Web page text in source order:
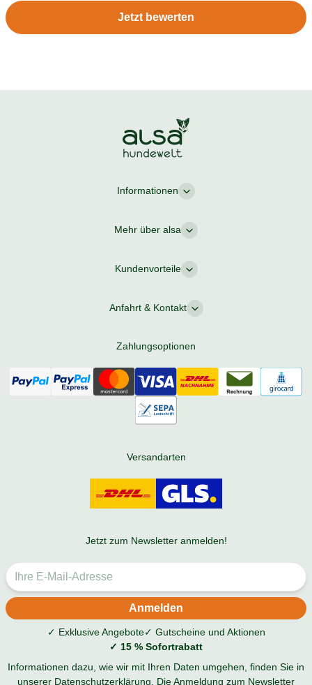
Jetzt bewerten
Informationen
Mehr über alsa
Kundenvorteile
Anfahrt & Kontakt
Zahlungsoptionen
Versandarten
Jetzt zum Newsletter anmelden!
✓ Exklusive Angebote✓ Gutscheine und Aktionen
✓ 15 % Sofortrabatt
Informationen dazu, wie wir mit Ihren Daten umgehen, finden Sie in
unserer Datenschutzerklärung. Die Anmeldung zum Newsletter